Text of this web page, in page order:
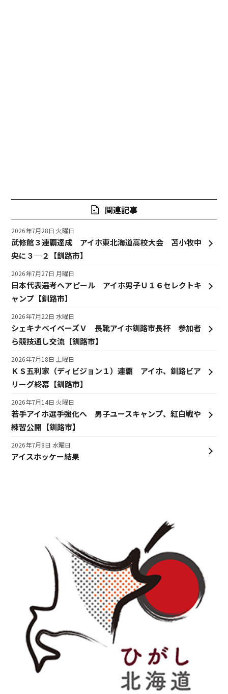
関連記事
武修館３連覇達成 アイホ東北海道高校大会 苫小牧中
央に３─２【釧路市】
2026年7月28日 火曜日
日本代表選考へアピール アイホ男子Ｕ１６セレクトキ
ャンプ【釧路市】
2026年7月27日 月曜日
シェキナベイベーズＶ 長靴アイホ釧路市長杯 参加者
ら競技通し交流【釧路市】
2026年7月22日 水曜日
ＫＳ五利家（ディビジョン１）連覇 アイホ、釧路ビア
リーグ終幕【釧路市】
2026年7月18日 土曜日
若手アイホ選手強化へ 男子ユースキャンプ、紅白戦や
練習公開【釧路市】
2026年7月14日 火曜日
アイスホッケー結果
2026年7月8日 水曜日